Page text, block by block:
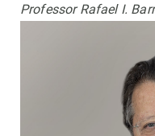
Professor Rafael I.